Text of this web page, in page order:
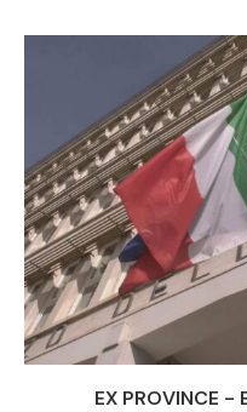
EX PROVINCE -